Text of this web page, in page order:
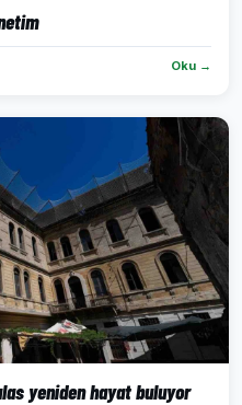
Oku →
yeniden hayat buluyor